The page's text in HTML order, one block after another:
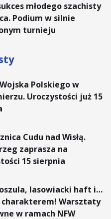
młodego szachisty
Podium w silnie
turnieju
Polskiego w
Uroczystości już 15
Cudu nad Wisłą.
zaprasza na
15 sierpnia
lasowiacki haft i…
charakterem! Warsztaty
w ramach NFW